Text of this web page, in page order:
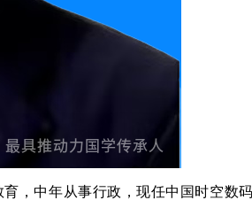
，中年从事行政，现任中国时空数码